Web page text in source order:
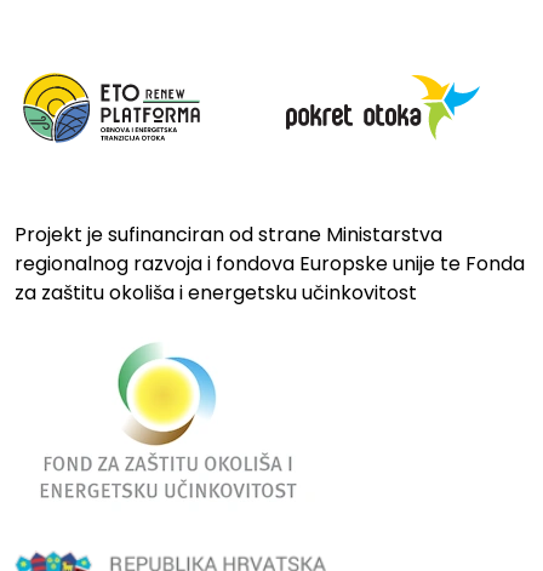
Projekt je sufinanciran od strane Ministarstva
regionalnog razvoja i fondova Europske unije te Fonda
za zaštitu okoliša i energetsku učinkovitost